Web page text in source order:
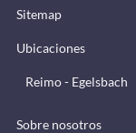
Sitemap
Ubicaciones
Reimo - Egelsbach
Sobre nosotros